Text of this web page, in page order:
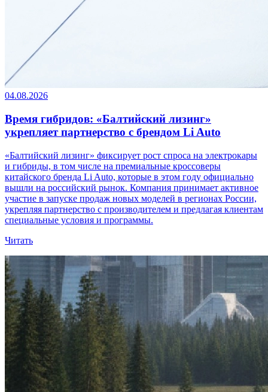
04.08.2026
Время гибридов: «Балтийский лизинг»
укрепляет партнерство с брендом Li Auto
«Балтийский лизинг» фиксирует рост спроса на электрокары
и гибриды, в том числе на премиальные кроссоверы
китайского бренда Li Auto, которые в этом году официально
вышли на российский рынок. Компания принимает активное
участие в запуске продаж новых моделей в регионах России,
укрепляя партнерство с производителем и предлагая клиентам
специальные условия и программы.
Читать